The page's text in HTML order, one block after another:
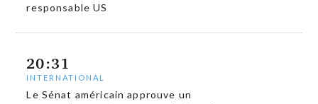
responsable US
20:31
INTERNATIONAL
Le Sénat américain approuve un